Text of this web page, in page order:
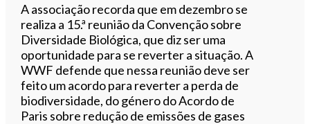
A associação recorda que em dezembro se
realiza a 15.ª reunião da Convenção sobre
Diversidade Biológica, que diz ser uma
oportunidade para se reverter a situação. A
WWF defende que nessa reunião deve ser
feito um acordo para reverter a perda de
biodiversidade, do género do Acordo de
Paris sobre redução de emissões de gases